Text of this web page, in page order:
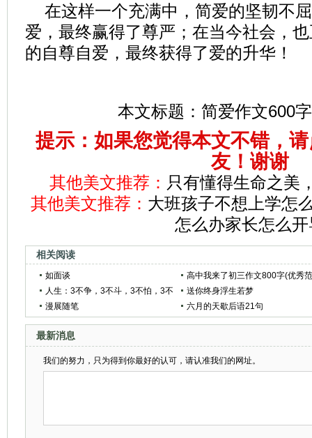
在这样一个充满中，简爱的坚韧不
爱，最终赢得了尊严；在当今社会，
的自尊自爱，最终获得了爱的升华！
本文标题： 简爱作文600
提示：如果您觉得本文不错，
友！谢谢
其他美文推荐： 只有懂得生命之美
其他美文推荐： 大班孩子不想上学怎
怎么办家长怎么开
相关阅读
如面谈
高中我来了初三作文800字(优秀
文7篇)
人生：3不争，3不斗，3不怕，3不
悔，3不等
送你终身浮生若梦
漫展随笔
六月的天歇后语21句
最新消息
我们的努力，只为得到你最好的认可，请认准我们的网址。